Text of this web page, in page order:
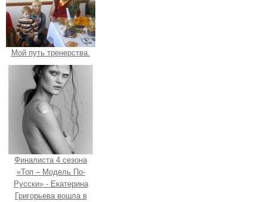
Мой путь тренерства.
Финалиста 4 сезона
«Топ – Модель По-
Русски» - Екатерина
Григорьева вошла в